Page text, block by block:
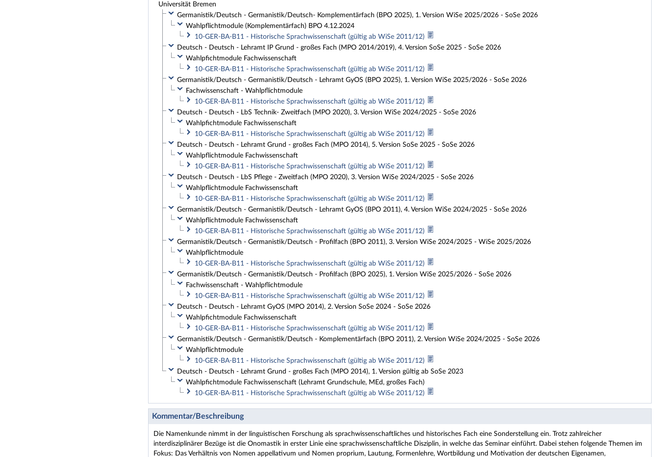
Universität Bremen
Germanistik/Deutsch - Germanistik/Deutsch- Komplementärfach (BPO 2025), 1. Version WiSe 2025/2026 - SoSe 2026
Wahlpflichtmodule (Komplementärfach) BPO 4.12.2024
10-GER-BA-B11 - Historische Sprachwissenschaft (gültig ab WiSe 2011/12)
Deutsch - Deutsch - Lehramt IP Grund - großes Fach (MPO 2014/2019), 4. Version SoSe 2025 - SoSe 2026
Wahlpfichtmodule Fachwissenschaft
10-GER-BA-B11 - Historische Sprachwissenschaft (gültig ab WiSe 2011/12)
Germanistik/Deutsch - Germanistik/Deutsch - Lehramt GyOS (BPO 2025), 1. Version WiSe 2025/2026 - SoSe 2026
Fachwissenschaft - Wahlpflichtmodule
10-GER-BA-B11 - Historische Sprachwissenschaft (gültig ab WiSe 2011/12)
Deutsch - Deutsch - LbS Technik- Zweitfach (MPO 2020), 3. Version WiSe 2024/2025 - SoSe 2026
Wahlpfichtmodule Fachwissenschaft
10-GER-BA-B11 - Historische Sprachwissenschaft (gültig ab WiSe 2011/12)
Deutsch - Deutsch - Lehramt Grund - großes Fach (MPO 2014), 5. Version SoSe 2025 - SoSe 2026
Wahlpflichtmodule Fachwissenschaft
10-GER-BA-B11 - Historische Sprachwissenschaft (gültig ab WiSe 2011/12)
Deutsch - Deutsch - LbS Pflege - Zweitfach (MPO 2020), 3. Version WiSe 2024/2025 - SoSe 2026
Wahlpflichtmodule Fachwissenschaft
10-GER-BA-B11 - Historische Sprachwissenschaft (gültig ab WiSe 2011/12)
Germanistik/Deutsch - Germanistik/Deutsch - Lehramt GyOS (BPO 2011), 4. Version WiSe 2024/2025 - SoSe 2026
Wahlpflichtmodule Fachwissenschaft
10-GER-BA-B11 - Historische Sprachwissenschaft (gültig ab WiSe 2011/12)
Germanistik/Deutsch - Germanistik/Deutsch - Profilfach (BPO 2011), 3. Version WiSe 2024/2025 - WiSe 2025/2026
Wahlpflichtmodule
10-GER-BA-B11 - Historische Sprachwissenschaft (gültig ab WiSe 2011/12)
Germanistik/Deutsch - Germanistik/Deutsch - Profilfach (BPO 2025), 1. Version WiSe 2025/2026 - SoSe 2026
Fachwissenschaft - Wahlpflichtmodule
10-GER-BA-B11 - Historische Sprachwissenschaft (gültig ab WiSe 2011/12)
Deutsch - Deutsch - Lehramt GyOS (MPO 2014), 2. Version SoSe 2024 - SoSe 2026
Wahlpfichtmodule Fachwissenschaft
10-GER-BA-B11 - Historische Sprachwissenschaft (gültig ab WiSe 2011/12)
Germanistik/Deutsch - Germanistik/Deutsch - Komplementärfach (BPO 2011), 2. Version WiSe 2024/2025 - SoSe 2026
Wahlpflichtmodule
10-GER-BA-B11 - Historische Sprachwissenschaft (gültig ab WiSe 2011/12)
Deutsch - Deutsch - Lehramt Grund - großes Fach (MPO 2014), 1. Version gültig ab SoSe 2023
Wahlpfichtmodule Fachwissenschaft (Lehramt Grundschule, MEd, großes Fach)
10-GER-BA-B11 - Historische Sprachwissenschaft (gültig ab WiSe 2011/12)
Kommentar/Beschreibung
Die Namenkunde nimmt in der linguistischen Forschung als sprachwissenschaftliches und historisches Fach eine Sonderstellung ein. Trotz zahlreicher
interdisziplinärer Bezüge ist die Onomastik in erster Linie eine sprachwissenschaftliche Disziplin, in welche das Seminar einführt. Dabei stehen folgende Themen im
Fokus: Das Verhältnis von Nomen appellativum und Nomen proprium, Lautung, Formenlehre, Wortbildung und Motivation der deutschen Eigenamen,